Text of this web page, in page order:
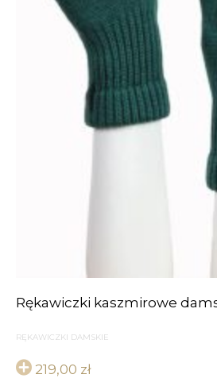
Rękawiczki kaszmirowe
RĘKAWICZKI DAMSKIE
219,00 zł